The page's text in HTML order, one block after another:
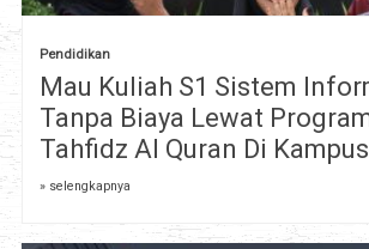
Pendidikan
Mau Kuliah S1 Sistem
Tanpa Biaya Lewat
Tahfidz Al Quran Di
» selengkapnya